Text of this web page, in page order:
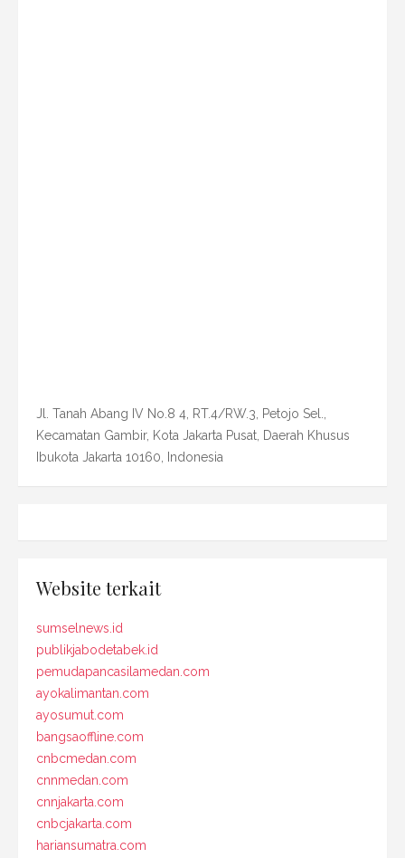
Jl. Tanah Abang IV No.8 4, RT.4/RW.3, Petojo Sel.,
Kecamatan Gambir, Kota Jakarta Pusat, Daerah Khusus
Ibukota Jakarta 10160, Indonesia
Website terkait
sumselnews.id
publikjabodetabek.id
pemudapancasilamedan.com
ayokalimantan.com
ayosumut.com
bangsaoffline.com
cnbcmedan.com
cnnmedan.com
cnnjakarta.com
cnbcjakarta.com
hariansumatra.com